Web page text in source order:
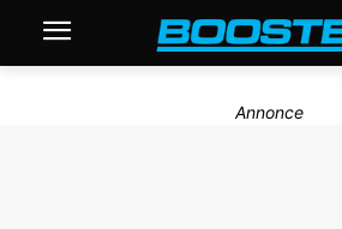
Annonce